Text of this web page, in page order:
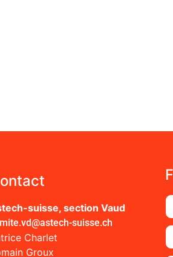
suisse, section Vaud
suisse.ch
Charlet
Groux